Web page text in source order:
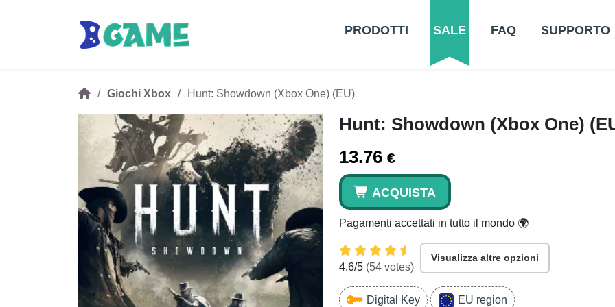
PRODOTTI SALE FAQ SUPPORTO
Giochi Xbox Hunt: Showdown (Xbox One) (EU)
Hunt: Showdown (Xbox One)
13.76 €
ACQUISTA
Pagamenti accettati in tutto il mondo 🌍
4.6/5 (54 votes)
Visualizza altre opzioni
Digital Key EU region